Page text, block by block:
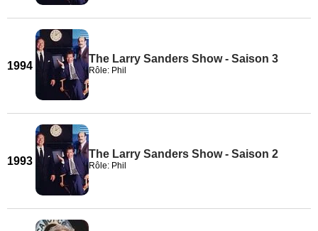
1994
The Larry Sanders Show - Saison 3
Rôle: Phil
1993
The Larry Sanders Show - Saison 2
Rôle: Phil